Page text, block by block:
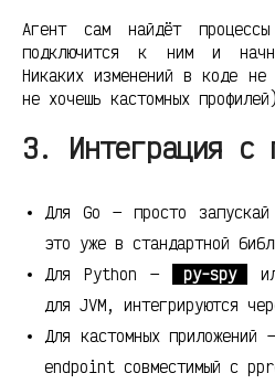
Агент сам найдёт
подключится к ним и
Никаких изменений в коде не
не хочешь кастомных
3. Интеграция с
Для Go — просто
это уже в стандартной
Для Python —
py-spy
для JVM, интегрируются
Для кастомных приложений
endpoint совместимый с